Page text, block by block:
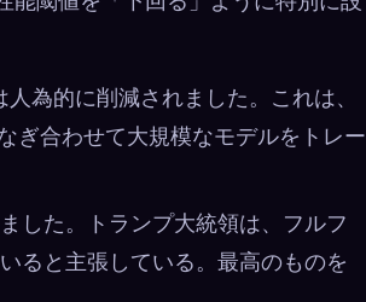
為的に削減されました。これは、
ぎ合わせて大規模なモデルをトレー
した。トランプ大統領は、フルフ
ると主張している。最高のものを